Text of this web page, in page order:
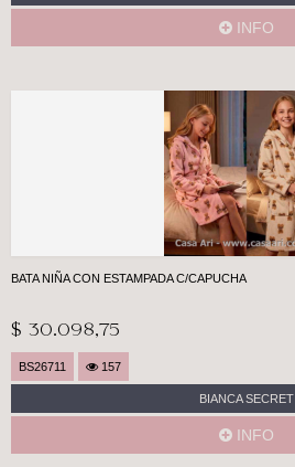
INFO
BATA NIÑA CON ESTAMPADA C/CAPUCHA
$ 30.098,75
BS26711 157
BIANCA SECRET
INFO